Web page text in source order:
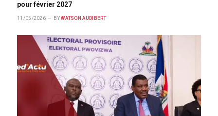
pour février 2027
11/05/2026 BY WATSON AUDIBERT